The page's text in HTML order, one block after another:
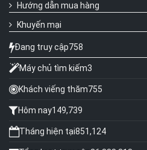
Hướng dẫn mua hàng
Khuyến mại
Đang truy cập758
Máy chủ tìm kiếm3
Khách viếng thăm755
Hôm nay149,739
Tháng hiện tại851,124